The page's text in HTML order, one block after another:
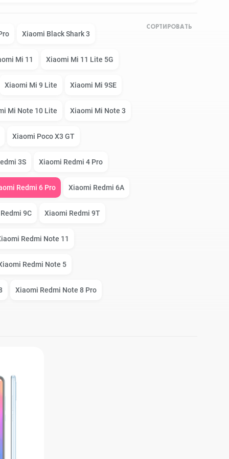
Apple Watch Series 9
Apple Watch Ultra
Apple Watch SE 2022
Apple Watch Series 8
Техника Apple
Умные колонки
Xiaomi Black Shark 3
Mi 11 Xiaomi Mi 11 Lite 5G
Xiaomi Mi 9 Lite Xiaomi Mi 9SE
Mi Note 10 Lite Xiaomi Mi Note 3
Xiaomi Poco X3 GT
3S Xiaomi Redmi 4 Pro
Redmi 6 Pro Xiaomi Redmi 6A
9C Xiaomi Redmi 9T
Redmi Note 11
Redmi Note 5
Xiaomi Redmi Note 8 Pro
СОРТИРОВАТЬ